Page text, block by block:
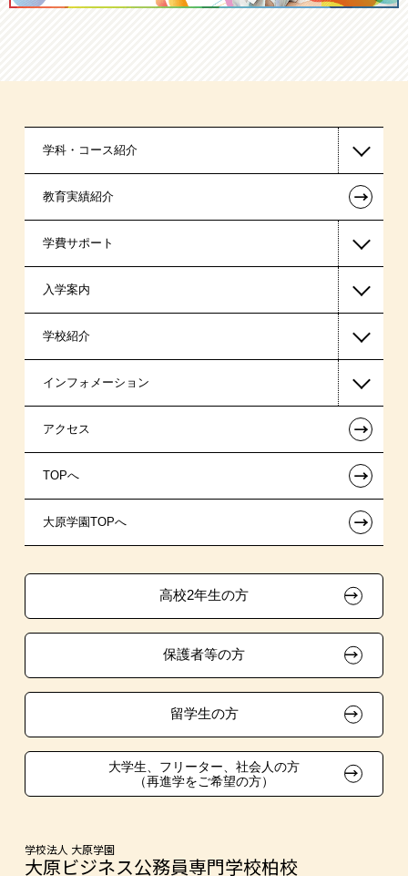
学科・コース紹介
国家公務員・地方公務員系
警察官・消防官系
税理士系
ビジネス系
医療事務系
東京経営大学 学士取得コース
教育実績紹介 ←
学費サポート
高等教育の修学支援新制度
日本学生支援機構の奨学金
国の教育ローン
提携教育ローン
新聞奨学生
試験による特待生制度
入学案内
一般入学
AO入学
指定校推薦入学
指定校自己推薦入学
特別推薦入学
生徒会活動推薦入学
在校生・卒業生紹介推薦入学
大学生・短期大学生特別入学
学費
東京経営大学への3年次編入学
学校紹介
在校生からあなたへ
夢を叶えた先輩たち
施設・研修所
学生寮・マンションのご案内
大原学園グループ案内
インフォメーション
お知らせ・新着情報
在校生へのお知らせ
各種証明書の発行ご希望の方
採用ご担当の方
アクセス ←
TOPへ ←
大原学園TOPへ ←
高校2年生の方
保護者等の方
留学生の方
大学生、フリーター、社会人の方
（再進学をご希望の方）
学校法人 大原学園
大原ビジネス公務員専門学校柏校